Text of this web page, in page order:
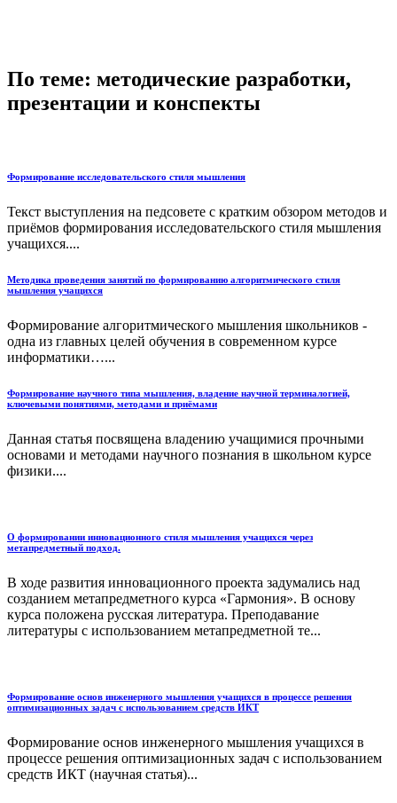
По теме: методические разработки,
презентации и конспекты
Формирование исследовательского стиля мышления
Текст выступления на педсовете с кратким обзором методов и
приёмов формирования исследовательского стиля мышления
учащихся....
Методика проведения занятий по формированию алгоритмического стиля
мышления учащихся
Формирование алгоритмического мышления школьников -
одна из главных целей обучения в современном курсе
информатики…...
Формирование научного типа мышления, владение научной терминалогией,
ключевыми понятиями, методами и приёмами
Данная статья посвящена владению учащимися прочными
основами и методами научного познания в школьном курсе
физики....
О формировании инновационного стиля мышления учащихся через
метапредметный подход.
В ходе развития инновационного проекта задумались над
созданием метапредметного курса «Гармония». В основу
курса положена русская литература. Преподавание
литературы с использованием метапредметной те...
Формирование основ инженерного мышления учащихся в процессе решения
оптимизационных задач с использованием средств ИКТ
Формирование основ инженерного мышления учащихся в
процессе решения оптимизационных задач с использованием
средств ИКТ (научная статья)...